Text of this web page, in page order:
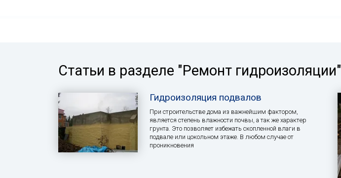
Статьи в разделе "Ремонт гидроизоляции"
Гидроизоляция подвалов
При строительстве дома из важнейшим фактором,
является степень влажности почвы, а так же характер
грунта. Это позволяет избежать скопленной влаги в
подвале или цокольном этаже. В любом случае от
проникновения